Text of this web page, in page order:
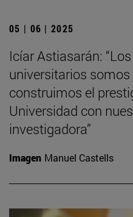
05 | 06 | 2025
Icíar Astiasarán:
universitarios
construimos el
Universidad con
investigadora”
Imagen Manuel Castells